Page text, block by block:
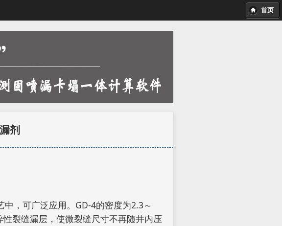
首页
剂
，可广泛应用。GD-4的密度为2.3～
裂缝漏层，使微裂缝尺寸不再随井内压